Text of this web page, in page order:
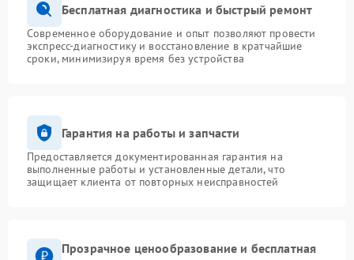
Бесплатная диагностика и быстрый ремонт
Современное оборудование и опыт позволяют провести
экспресс-диагностику и восстановление в кратчайшие
сроки, минимизируя время без устройства
Гарантия на работы и запчасти
Предоставляется документированная гарантия на
выполненные работы и установленные детали, что
защищает клиента от повторных неисправностей
Прозрачное ценообразование и бесплатная